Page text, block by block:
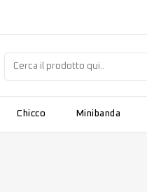
Chicco Minibanda